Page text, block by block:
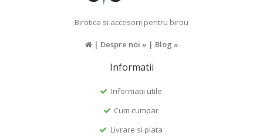
Birotica si accesorii pentru birou
| Despre noi » | Blog »
Informatii
Informatii utile
Cum cumpar
Livrare si plata